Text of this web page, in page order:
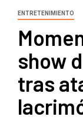
ENTRETENIMIENTO
show
tras